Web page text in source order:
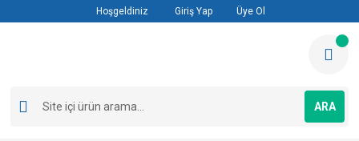
Hoşgeldiniz Giriş Yap Üye Ol
ARA